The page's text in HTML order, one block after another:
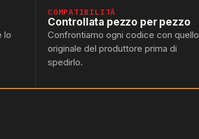
lo
COMPATIBILITÀ
Controllata pezzo per pezzo
Confrontiamo ogni codice con quello
originale del produttore prima di
spedirlo.